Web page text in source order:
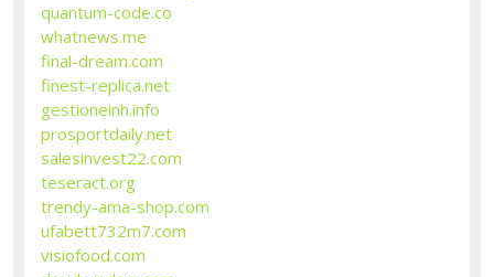
quantum-code.co
whatnews.me
final-dream.com
finest-replica.net
gestioneinh.info
prosportdaily.net
salesinvest22.com
teseract.org
trendy-ama-shop.com
ufabett732m7.com
visiofood.com